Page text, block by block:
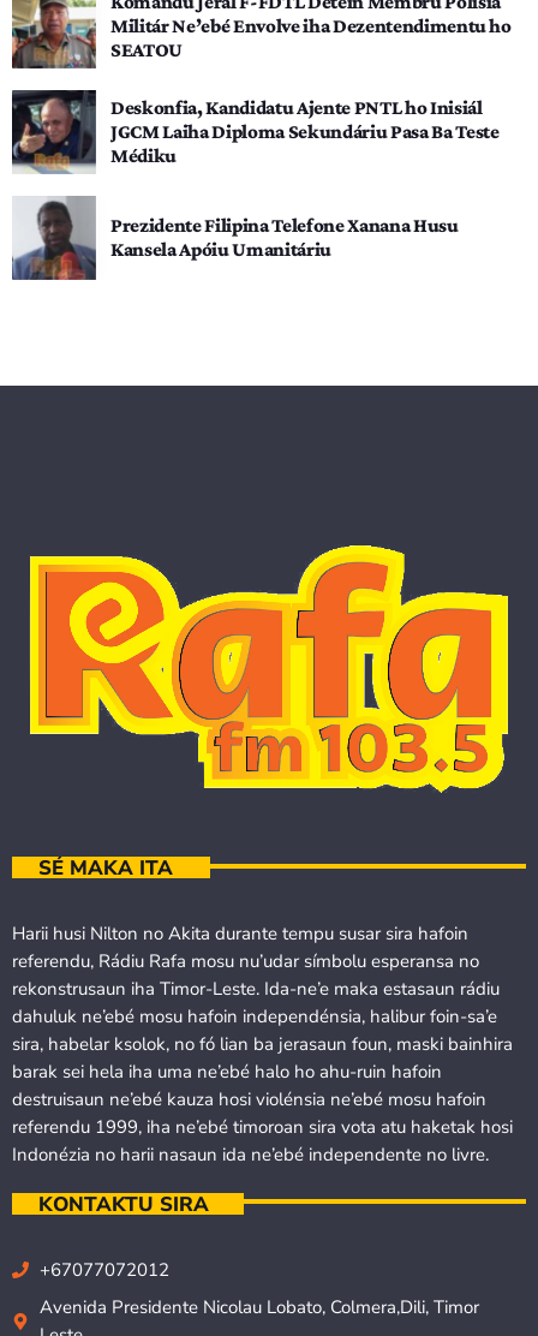
Militár Ne’ebé Envolve iha Dezentendimentu ho
SEATOU
Deskonfia, Kandidatu Ajente PNTL ho Inisiál
JGCM Laiha Diploma Sekundáriu Pasa Ba Teste
Médiku
Prezidente Filipina Telefone Xanana Husu
Kansela Apóiu Umanitáriu
SÉ MAKA ITA
Harii husi Nilton no Akita durante tempu susar sira hafoin
referendu, Rádiu Rafa mosu nu’udar símbolu esperansa no
rekonstrusaun iha Timor-Leste. Ida-ne’e maka estasaun rádiu
dahuluk ne’ebé mosu hafoin independénsia, halibur foin-sa’e
sira, habelar ksolok, no fó lian ba jerasaun foun, maski bainhira
barak sei hela iha uma ne’ebé halo ho ahu-ruin hafoin
destruisaun ne’ebé kauza hosi violénsia ne’ebé mosu hafoin
referendu 1999, iha ne’ebé timoroan sira vota atu haketak hosi
Indonézia no harii nasaun ida ne’ebé independente no livre.
KONTAKTU SIRA
+67077072012
Avenida Presidente Nicolau Lobato, Colmera,Dili, Timor